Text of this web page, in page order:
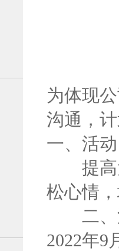
为体现
沟通，
一、活
提高大
松心情
二、
2022年9